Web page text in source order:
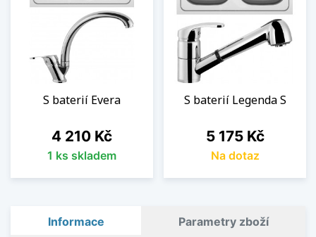
S baterií Evera
Cena
4 210 Kč
1 ks skladem
S baterií Legenda S
Cena
5 175 Kč
Na dotaz
Informace Parametry zboží